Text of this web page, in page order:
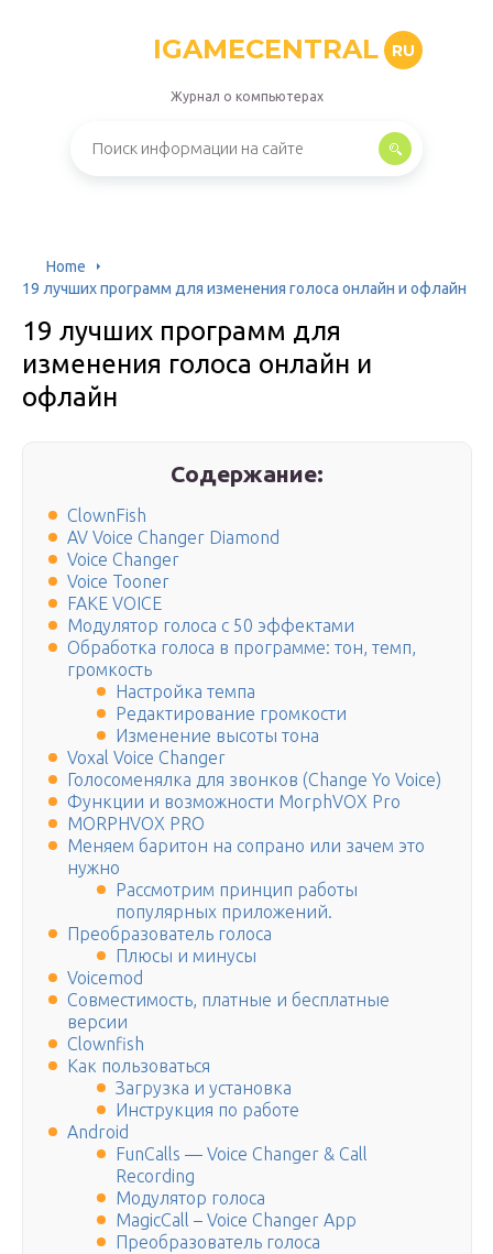
IGAMECENTRAL RU
Журнал о компьютерах
Home
19 лучших программ для изменения голоса онлайн и офлайн
19 лучших программ для
изменения голоса онлайн и
офлайн
Содержание:
ClownFish
AV Voice Changer Diamond
Voice Changer
Voice Tooner
FAKE VOICE
Модулятор голоса c 50 эффектами
Обработка голоса в программе: тон, темп,
громкость
Настройка темпа
Редактирование громкости
Изменение высоты тона
Voxal Voice Changer
Голосоменялка для звонков (Change Yo Voice)
Функции и возможности MorphVOX Pro
MORPHVOX PRO
Меняем баритон на сопрано или зачем это
нужно
Рассмотрим принцип работы
популярных приложений.
Преобразователь голоса
Плюсы и минусы
Voicemod
Совместимость, платные и бесплатные
версии
Clownfish
Как пользоваться
Загрузка и установка
Инструкция по работе
Android
FunCalls — Voice Changer & Call
Recording
Модулятор голоса
MagicCall – Voice Changer App
Преобразователь голоса